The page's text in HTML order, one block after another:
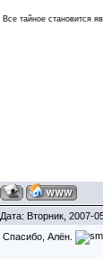
Все тайное становится
Дата: Вторник, 2007-
Спасибо, Алён.